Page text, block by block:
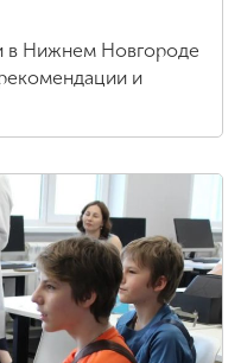
в Нижнем Новгороде
и